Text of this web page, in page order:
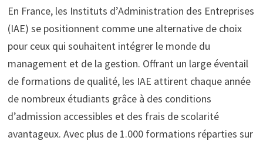
En France, les Instituts d’Administration des Entreprises
(IAE) se positionnent comme une alternative de choix
pour ceux qui souhaitent intégrer le monde du
management et de la gestion. Offrant un large éventail
de formations de qualité, les IAE attirent chaque année
de nombreux étudiants grâce à des conditions
d’admission accessibles et des frais de scolarité
avantageux. Avec plus de 1.000 formations réparties sur